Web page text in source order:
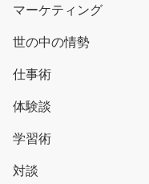
マーケティング
世の中の情勢
仕事術
体験談
学習術
対談